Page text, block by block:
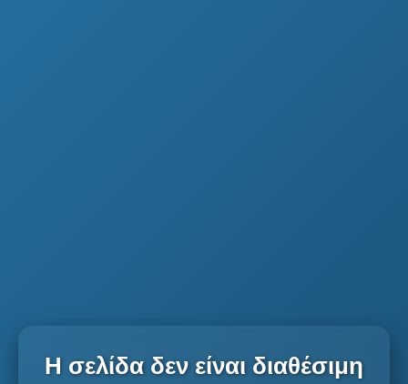
Η σελίδα δεν είναι διαθέσιμη